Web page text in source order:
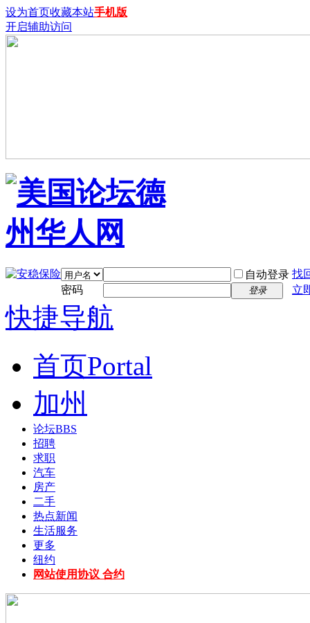
设为首页收藏本站手机版
开启辅助访问
自动登录 找
密码
登录 立
快捷导航
首页Portal
加州
论坛BBS
招聘
求职
汽车
房产
二手
热点新闻
生活服务
更多
纽约
网站使用协议 合约